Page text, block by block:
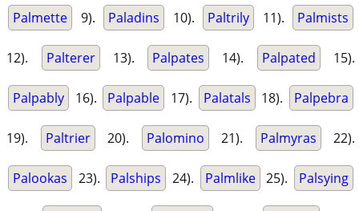
Palmette 9). Paladins 10). Paltrily 11). Palmists
12). Palterer 13). Palpates 14). Palpated 15).
Palpably 16). Palpable 17). Palatals 18). Palpebra
19). Paltrier 20). Palomino 21). Palmyras 22).
Palookas 23). Palships 24). Palmlike 25). Palsying